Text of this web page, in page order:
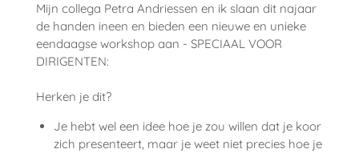
Mijn collega Petra Andriessen en ik slaan dit najaar
de handen ineen en bieden een nieuwe en unieke
eendaagse workshop aan - SPECIAAL VOOR
DIRIGENTEN:
Herken je dit?
Je hebt wel een idee hoe je zou willen dat je koor
zich presenteert, maar je weet niet precies hoe je